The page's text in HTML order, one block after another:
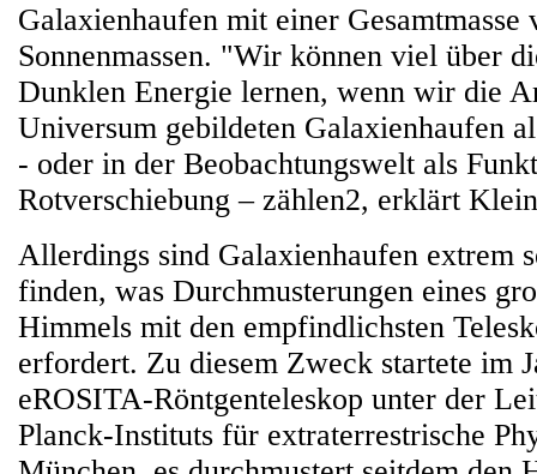
Galaxienhaufen mit einer Gesamtmasse
Sonnenmassen. "Wir können viel über
Dunklen Energie lernen, wenn wir die
Universum gebildeten Galaxienhaufen
- oder in der Beobachtungswelt als
Rotverschiebung – zählen2, erklärt
Allerdings sind Galaxienhaufen extrem
finden, was Durchmusterungen eines
Himmels mit den empfindlichsten
erfordert. Zu diesem Zweck startete im
eROSITA-Röntgenteleskop unter der
Planck-Instituts für extraterrestrische